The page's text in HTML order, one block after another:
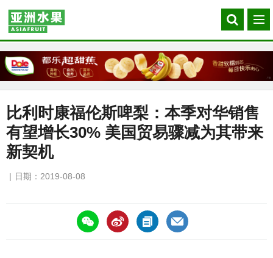
Search
our
菜
单
比利时康福伦斯啤梨：本季对华销售
有望增长30% 美国贸易骤减为其带来
新契机
日期：2019-08-08
https://asiafruitchina.net/18437.html